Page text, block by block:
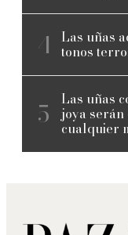
Las uñas
tonos
Las uñas
joya
cualquier